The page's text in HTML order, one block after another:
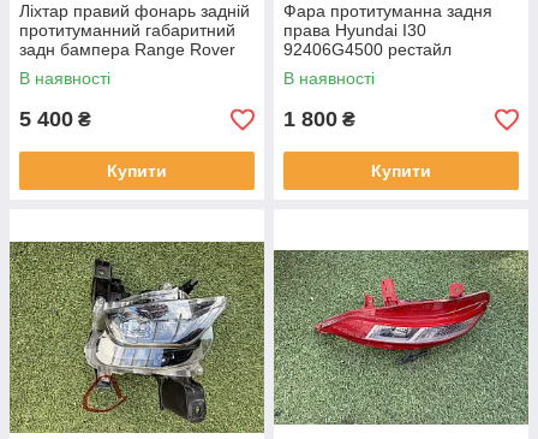
Ліхтар правий фонарь задній
протитуманний габаритний
задн бампера Range Rover
L460 від2021-рр, LR152295
оригінал повністю робо
В наявності
5 400 ₴
Купити
Фара протитуманна задня
права Hyundai I30
92406G4500 рестайл
від2020-рр оригінал бв
відсутнє одне кріплення
В наявності
1 800 ₴
Купити